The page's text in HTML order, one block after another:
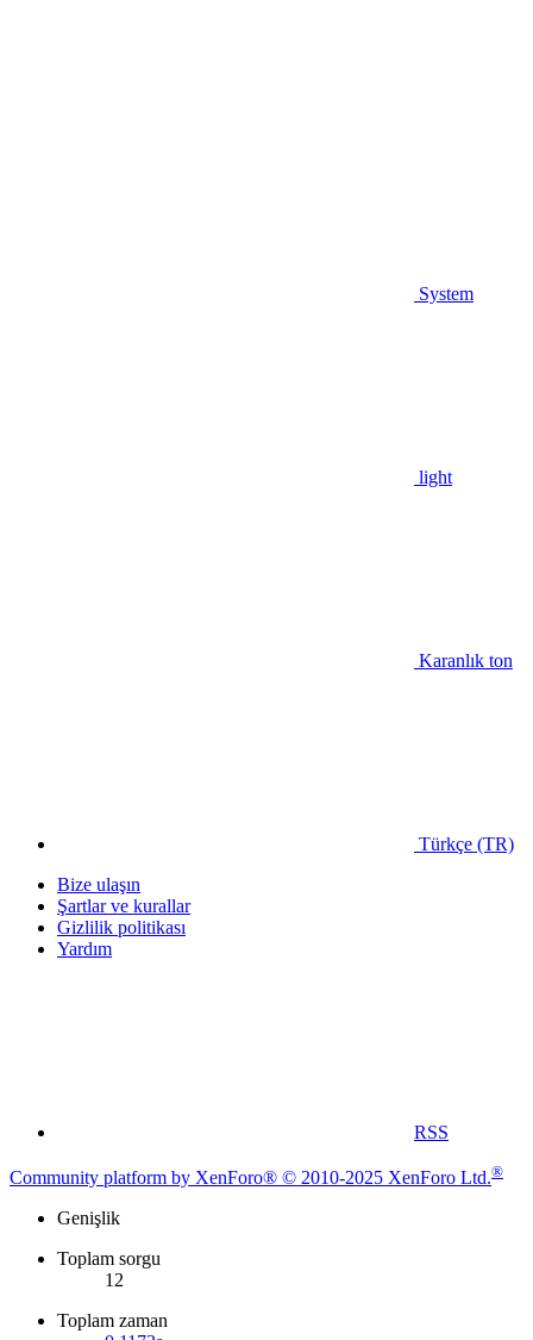
System
light
Karanlık ton
Türkçe (TR)
Bize ulaşın
Şartlar ve kurallar
Gizlilik politikası
Yardım
RSS
Community platform by XenForo® © 2010-2025 XenForo Ltd.®
Genişlik
Toplam sorgu
12
Toplam zaman